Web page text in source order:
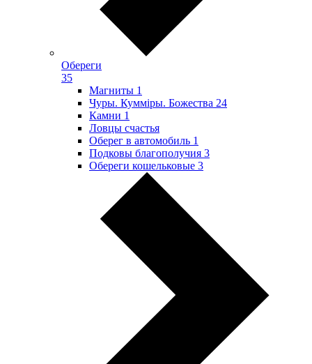
Обереги
35
Магниты 1
Чуры. Куммiры. Божества 24
Камни 1
Ловцы счастья
Оберег в автомобиль 1
Подковы благополучия 3
Обереги кошельковые 3